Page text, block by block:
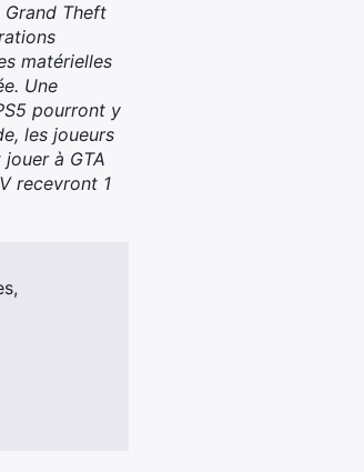
Theft
matérielles
Une
pourront y
les joueurs
à GTA
recevront 1